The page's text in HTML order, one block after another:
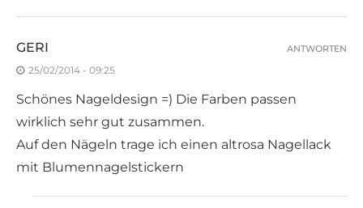
GERI
25/02/2014 - 09:25
Schönes Nageldesign =) Die Farben passen
wirklich sehr gut zusammen.
Auf den Nägeln trage ich einen altrosa Nagellack
mit Blumennagelstickern
ANTWORTEN